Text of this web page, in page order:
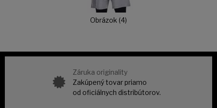
Obrázok (4)
Záruka originality
Zakúpený tovar priamo
od oficiálnych distribútorov.